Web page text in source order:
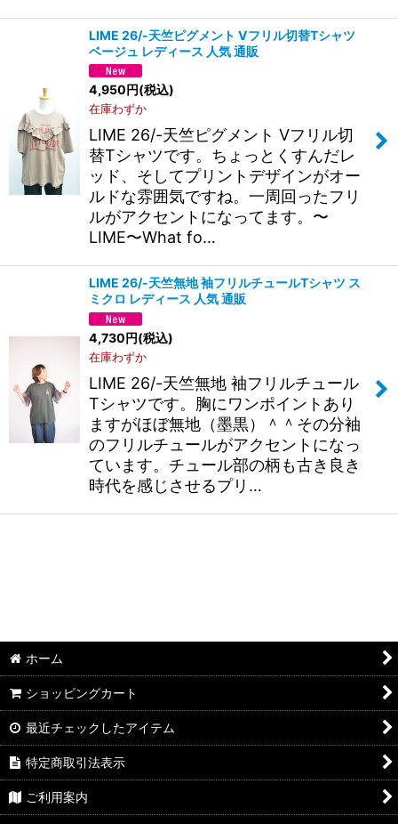
LIME 26/-天竺ピグメント Vフリル切替Tシャツ
ベージュ レディース 人気 通販
4,950円(税込)
在庫わずか
LIME 26/-天竺ピグメント Vフリル切
替Tシャツです。ちょっとくすんだレ
ッド、そしてプリントデザインがオー
ルドな雰囲気ですね。一周回ったフリ
ルがアクセントになってます。〜
LIME〜What fo…
LIME 26/-天竺無地 袖フリルチュールTシャツ ス
ミクロ レディース 人気 通販
4,730円(税込)
在庫わずか
LIME 26/-天竺無地 袖フリルチュール
Tシャツです。胸にワンポイントあり
ますがほぼ無地（墨黒）＾＾その分袖
のフリルチュールがアクセントになっ
ています。チュール部の柄も古き良き
時代を感じさせるプリ…
ホーム
ショッピングカート
最近チェックしたアイテム
特定商取引法表示
ご利用案内